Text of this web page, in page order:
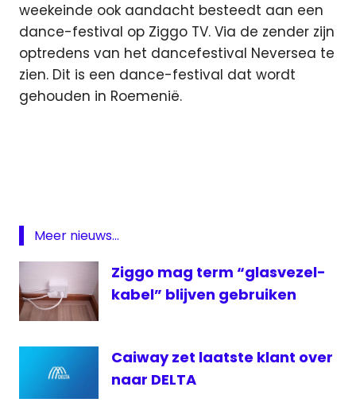
weekeinde ook aandacht besteedt aan een
dance-festival op Ziggo TV. Via de zender zijn
optredens van het dancefestival Neversea te
zien. Dit is een dance-festival dat wordt
gehouden in Roemenië.
World
World
TV
Mobile
televisie
Tomorrowland
Meer nieuws...
Ziggo mag term “glasvezel-
kabel” blijven gebruiken
Caiway zet laatste klant over
naar DELTA